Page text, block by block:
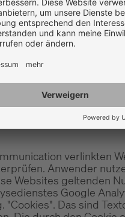
verlinkten Seiten
Sie uns
Verkehr
Informationen
in Kontakt und lassen
Anwender
Schäden, die
in jedem Falle
verlinkten
Anwender
Websites geltenden
Google
Das sind